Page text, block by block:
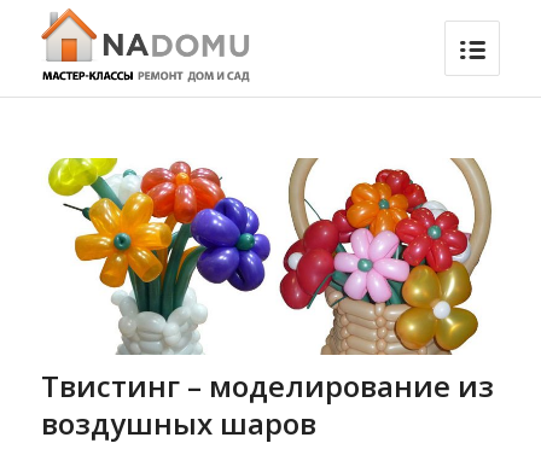
Твистинг – моделирование из
воздушных шаров